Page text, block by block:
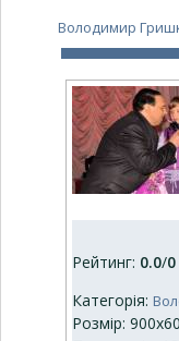
Володимир
Рейтинг: 0.0/0
Категорія:
Розмір: